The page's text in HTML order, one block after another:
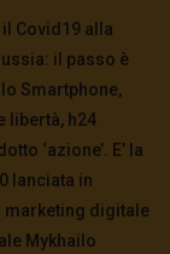
208 0
Covid19 alla
il passo è
Smartphone,
libertà, h24
‘azione’. E’ la
lanciata in
marketing digitale
Mykhailo